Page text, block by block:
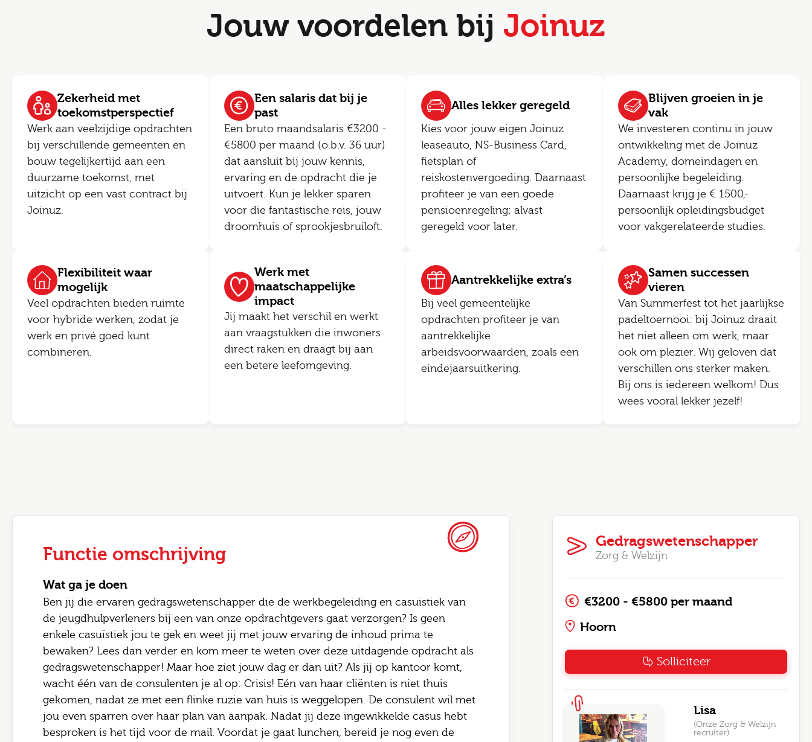
Jouw voordelen bij Joinuz
Zekerheid met
toekomstperspectief
Werk aan veelzijdige opdrachten
bij verschillende gemeenten en
bouw tegelijkertijd aan een
duurzame toekomst, met
uitzicht op een vast contract bij
Joinuz.
Een salaris dat bij je
past
Een bruto maandsalaris €3200 -
€5800 per maand (o.b.v. 36 uur)
dat aansluit bij jouw kennis,
ervaring en de opdracht die je
uitvoert. Kun je lekker sparen
voor die fantastische reis, jouw
droomhuis of sprookjesbruiloft.
Alles lekker geregeld
Kies voor jouw eigen Joinuz
leaseauto, NS-Business Card,
fietsplan of
reiskostenvergoeding. Daarnaast
profiteer je van een goede
pensioenregeling; alvast
geregeld voor later.
Blijven groeien in je
vak
We investeren continu in jouw
ontwikkeling met de Joinuz
Academy, domeindagen en
persoonlijke begeleiding.
Daarnaast krijg je € 1500,-
persoonlijk opleidingsbudget
voor vakgerelateerde studies.
Flexibiliteit waar
mogelijk
Veel opdrachten bieden ruimte
voor hybride werken, zodat je
werk en privé goed kunt
combineren.
Werk met
maatschappelijke
impact
Jij maakt het verschil en werkt
aan vraagstukken die inwoners
direct raken en draagt bij aan
een betere leefomgeving.
Aantrekkelijke extra’s
Bij veel gemeentelijke
opdrachten profiteer je van
aantrekkelijke
arbeidsvoorwaarden, zoals een
eindejaarsuitkering.
Samen successen
vieren
Van Summerfest tot het jaarlijkse
padeltoernooi: bij Joinuz draait
het niet alleen om werk, maar
ook om plezier. Wij geloven dat
verschillen ons sterker maken.
Bij ons is iedereen welkom! Dus
wees vooral lekker jezelf!
Functie omschrijving
Wat ga je doen
Ben jij die ervaren gedragswetenschapper die de werkbegeleiding en casuïstiek van
de jeugdhulpverleners bij een van onze opdrachtgevers gaat verzorgen? Is geen
enkele casuïstiek jou te gek en weet jij met jouw ervaring de inhoud prima te
bewaken? Lees dan verder en kom meer te weten over deze uitdagende opdracht als
gedragswetenschapper! Maar hoe ziet jouw dag er dan uit? Als jij op kantoor komt,
wacht één van de consulenten je al op: Crisis! Eén van haar cliënten is niet thuis
gekomen, nadat ze met een flinke ruzie van huis is weggelopen. De consulent wil met
jou even sparren over haar plan van aanpak. Nadat jij deze ingewikkelde casus hebt
besproken is het tijd voor de mail. Voordat je gaat lunchen, bereid je nog even de
Gedragswetenschapper
Zorg & Welzijn
€3200 - €5800 per maand
Hoorn
Solliciteer
Lisa
(Onze Zorg & Welzijn
recruiter)
Altijd als 1e op de hoogte van de
nieuwste vacatures als je een job
alert aanmaakt!
E-mail
Bel me terug
Leave this field blank
Jouw naam